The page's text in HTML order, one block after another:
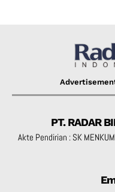
PT. RADAR
Akte Pendirian : SK